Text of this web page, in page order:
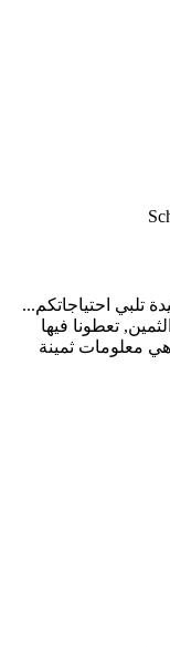
تلبي احتياجاتكم...
تعطونا فيها
معلومات ثمينة